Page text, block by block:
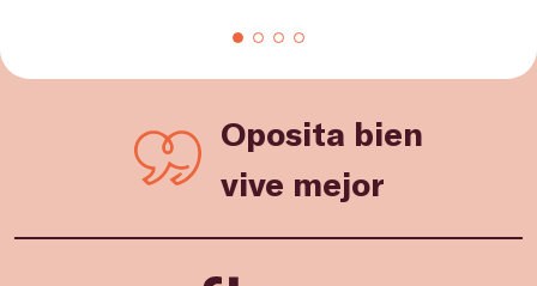
Oposita bien
vive mejor